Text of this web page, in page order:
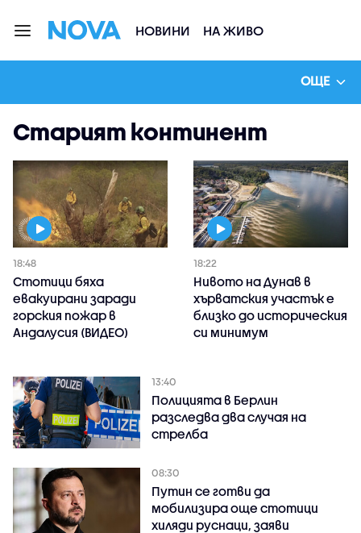
НОВИНИ НА ЖИВО
ОЩЕ
Старият континент
18:48
Стотици бяха
евакуирани заради
горския пожар в
Андалусия (ВИДЕО)
18:22
Нивото на Дунав в
хърватския участък е
близко до историческия
си минимум
13:40
Полицията в Берлин
разследва два случая на
стрелба
08:30
Путин се готви да
мобилизира още стотици
хиляди руснаци, заяви